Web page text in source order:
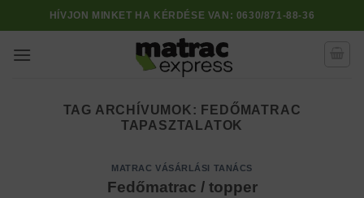
to
content
HÍVJON MINKET HA KÉRDÉSE VAN: 0630/871-88-36
TAG ARCHÍVUMOK: FEDŐMATRAC
TAPASZTALATOK
MATRAC VÁSÁRLÁSI TANÁCS
Fedőmatrac / topper